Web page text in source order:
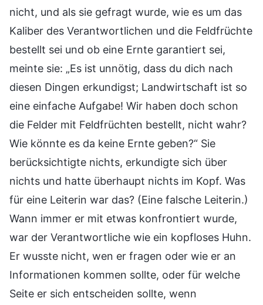
nicht, und als sie gefragt wurde, wie es um das
Kaliber des Verantwortlichen und die Feldfrüchte
bestellt sei und ob eine Ernte garantiert sei,
meinte sie: „Es ist unnötig, dass du dich nach
diesen Dingen erkundigst; Landwirtschaft ist so
eine einfache Aufgabe! Wir haben doch schon
die Felder mit Feldfrüchten bestellt, nicht wahr?
Wie könnte es da keine Ernte geben?“ Sie
berücksichtigte nichts, erkundigte sich über
nichts und hatte überhaupt nichts im Kopf. Was
für eine Leiterin war das? (Eine falsche Leiterin.)
Wann immer er mit etwas konfrontiert wurde,
war der Verantwortliche wie ein kopfloses Huhn.
Er wusste nicht, wen er fragen oder wie er an
Informationen kommen sollte, oder für welche
Seite er sich entscheiden sollte, wenn